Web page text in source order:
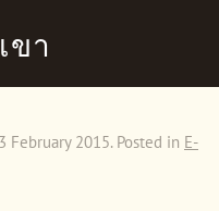
ขา
February 2015. Posted in E-